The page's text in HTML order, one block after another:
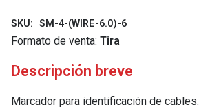
SKU: SM-4-(WIRE-6.0)-6
Formato de venta: Tira
Descripción breve
Marcador para identificación de cables.